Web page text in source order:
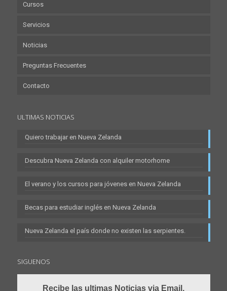
Cursos
Servicios
Noticias
Preguntas Frecuentes
Contacto
ULTIMAS NOTICIAS
Quiero trabajar en Nueva Zelanda
Descubra Nueva Zelanda con alquiler motorhome
El verano y los cursos para jóvenes en Nueva Zelanda
Becas para estudiar inglés en Nueva Zelanda
Nueva Zelanda el país donde no existen las serpientes.
SIGUENOS
Recibe las ultimas Noticias via Email.